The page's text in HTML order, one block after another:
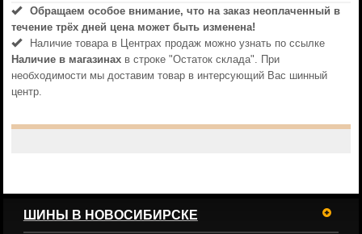
Обращаем особое внимание, что на заказ неоплаченный в
течениe трёх дней цена может быть изменена!
Наличие товара в Центрах продаж можно узнать по ссылке
Наличие в магазинахв строке "Остаток склада". При
необходимости мы доставим товар в интерсующий Вас шинный
центр.
ШИНЫ В НОВОСИБИРСКЕ